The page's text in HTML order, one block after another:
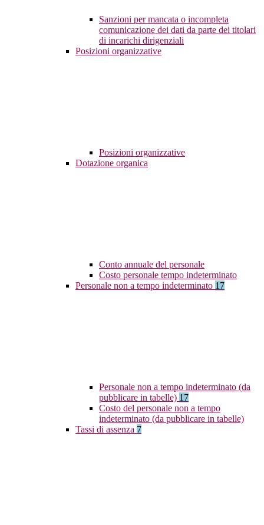
Sanzioni per mancata o incompleta
comunicazione dei dati da parte dei titolari
di incarichi dirigenziali
Posizioni organizzative
Posizioni organizzative
Dotazione organica
Conto annuale del personale
Costo personale tempo indeterminato
Personale non a tempo indeterminato 17
Personale non a tempo indeterminato (da
pubblicare in tabelle) 17
Costo del personale non a tempo
indeterminato (da pubblicare in tabelle)
Tassi di assenza 7